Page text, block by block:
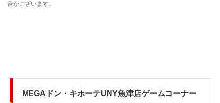
MEGAドン・キホーテUNY魚津店ゲームコーナー